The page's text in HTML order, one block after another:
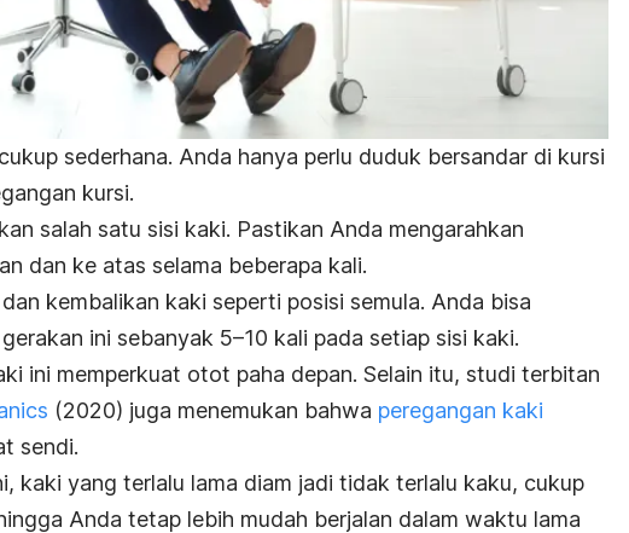
sederhana. Anda hanya perlu duduk bersandar di kursi
kursi.
salah satu sisi kaki. Pastikan Anda mengarahkan
dan ke atas selama beberapa kali.
kembalikan kaki seperti posisi semula. Anda bisa
ini sebanyak 5–10 kali pada setiap sisi kaki.
ini memperkuat otot paha depan. Selain itu, studi terbitan
(2020) juga menemukan bahwa peregangan kaki
sendi.
kaki yang terlalu lama diam jadi tidak terlalu kaku, cukup
Anda tetap lebih mudah berjalan dalam waktu lama